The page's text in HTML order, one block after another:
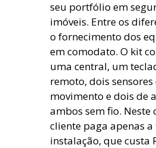
seu portfólio em
imóveis. Entre os
o fornecimento dos
em comodato. O kit
uma central, um
remoto, dois sensores
movimento e dois de
ambos sem fio. Neste
cliente paga apenas
instalação, que custa